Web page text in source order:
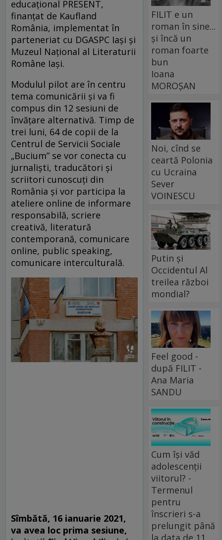
educațional PRESENT,
finanțat de Kaufland
România, implementat în
parteneriat cu DGASPC Iași și
Muzeul Național al Literaturii
Române Iași.
Modulul pilot are în centru
tema comunicării și va fi
compus din 12 sesiuni de
învățare alternativă. Timp de
trei luni, 64 de copii de la
Centrul de Servicii Sociale
„Bucium” se vor conecta cu
jurnaliști, traducători și
scriitori cunoscuți din
România și vor participa la
ateliere online de informare
responsabilă, scriere
creativă, literatură
contemporană, comunicare
online, public speaking,
comunicare interculturală.
Sîmbătă, 16 ianuarie 2021,
va avea loc prima sesiune,
FILIT e un
roman în sine...
și încă un
roman foarte
bun
Ioana
MOROȘAN
Noi, cînd se
ceartă Polonia
cu Ucraina
Sever
VOINESCU
Putin și
Occidentul Al
treilea război
mondial?
Feel good -
după FILIT -
Ana Maria
SANDU
Cum își văd
adolescenții
viitorul? -
Termenul
pentru
înscrieri s-a
prelungit până
la data de 11